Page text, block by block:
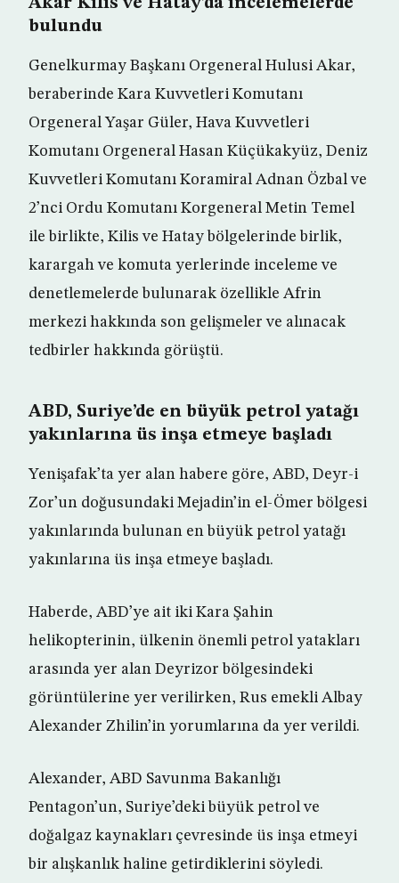
Akar Kilis ve Hatay’da incelemelerde
bulundu
Genelkurmay Başkanı Orgeneral Hulusi Akar,
beraberinde Kara Kuvvetleri Komutanı
Orgeneral Yaşar Güler, Hava Kuvvetleri
Komutanı Orgeneral Hasan Küçükakyüz, Deniz
Kuvvetleri Komutanı Koramiral Adnan Özbal ve
2’nci Ordu Komutanı Korgeneral Metin Temel
ile birlikte, Kilis ve Hatay bölgelerinde birlik,
karargah ve komuta yerlerinde inceleme ve
denetlemelerde bulunarak özellikle Afrin
merkezi hakkında son gelişmeler ve alınacak
tedbirler hakkında görüştü.
ABD, Suriye’de en büyük petrol yatağı
yakınlarına üs inşa etmeye başladı
Yenişafak’ta yer alan habere göre, ABD, Deyr-i
Zor’un doğusundaki Mejadin’in el-Ömer bölgesi
yakınlarında bulunan en büyük petrol yatağı
yakınlarına üs inşa etmeye başladı.
Haberde, ABD’ye ait iki Kara Şahin
helikopterinin, ülkenin önemli petrol yatakları
arasında yer alan Deyrizor bölgesindeki
görüntülerine yer verilirken, Rus emekli Albay
Alexander Zhilin’in yorumlarına da yer verildi.
Alexander, ABD Savunma Bakanlığı
Pentagon’un, Suriye’deki büyük petrol ve
doğalgaz kaynakları çevresinde üs inşa etmeyi
bir alışkanlık haline getirdiklerini söyledi.